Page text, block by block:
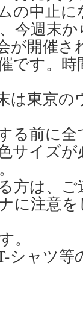
の中止
今週末
が開催さ
です。
は東京
る前に
サイズ
方は、
に注意
。
シャツ